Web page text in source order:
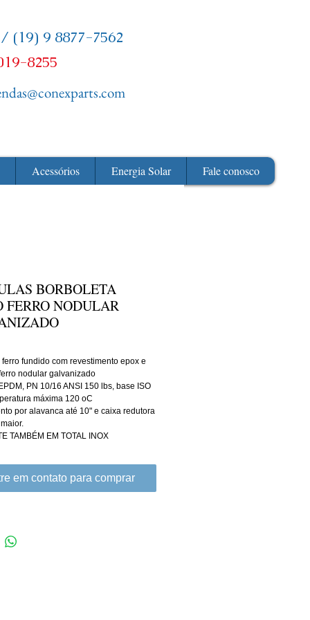
(19) 9 8877-7562
8255
Acessórios Energia Solar Fale conosco
BORBOLETA
FERRO NODULAR
fundido com revestimento epox e
nodular galvanizado
PN 10/16 ANSI 150 lbs, base ISO
máxima 120 oC
por alavanca até 10" e caixa redutora
TAMBÉM EM TOTAL INOX
em contato para comprar